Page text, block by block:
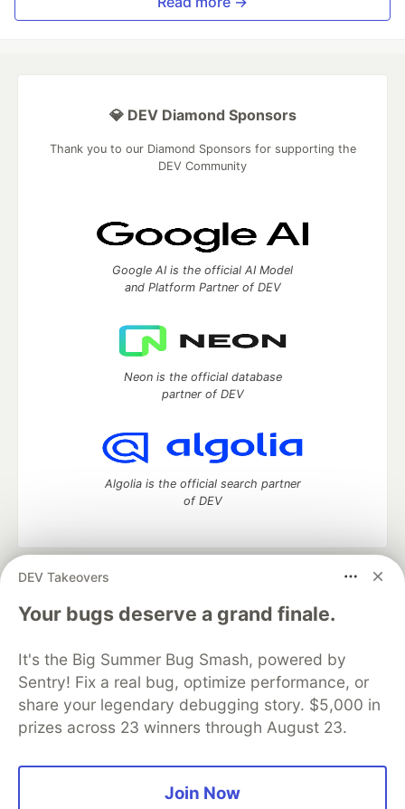
DEV Takeovers
Your bugs deserve a grand finale.
It's the Big Summer Bug Smash, powered by
Sentry! Fix a real bug, optimize performance, or
share your legendary debugging story. $5,000 in
prizes across 23 winners through August 23.
Join Now
💎 DEV Diamond Sponsors
Thank you to our Diamond Sponsors for supporting the
DEV Community
Google AI is the official AI Model
and Platform Partner of DEV
Neon is the official database
partner of DEV
Algolia is the official search partner
of DEV
DEV Community
— A space to discuss and keep up software
development and manage your software career
Home
DEV Challenges DEV++
Videos
Organization Accounts
DEV Showcase About
Contact
Free Postgres Database
DEV Shop
MLH
Code of Conduct
Privacy Policy
Terms of Use
Built on
— the open sourcesoftware that powers
and other inclusive communities.